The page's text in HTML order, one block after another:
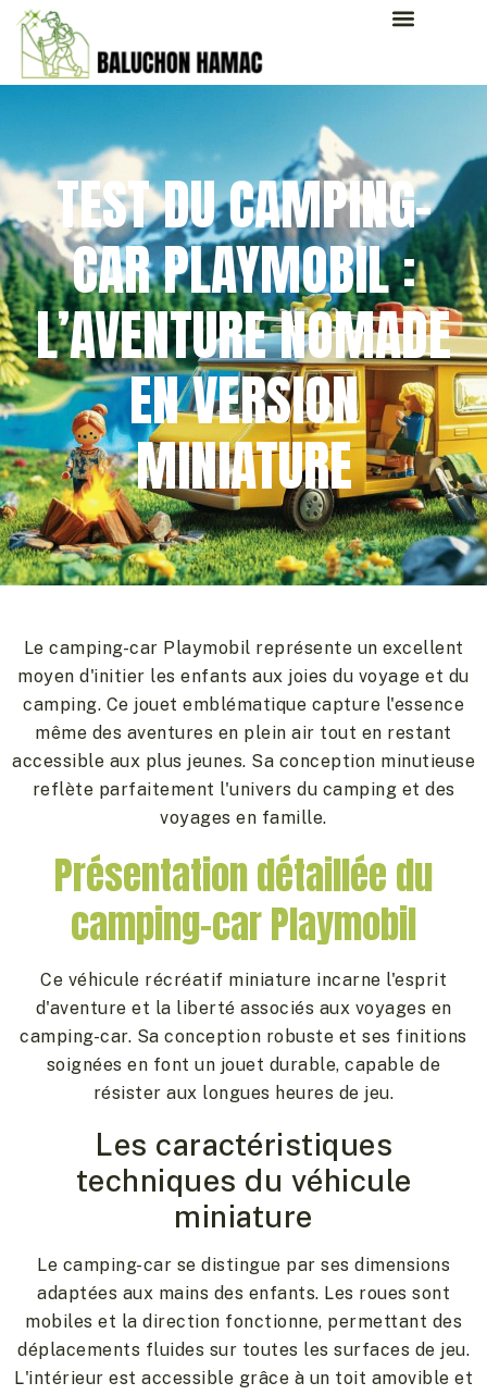
TEST DU CAMPING-
CAR PLAYMOBIL :
L’AVENTURE NOMADE
EN VERSION
MINIATURE
Le camping-car Playmobil représente un excellent
moyen d'initier les enfants aux joies du voyage et du
camping. Ce jouet emblématique capture l'essence
même des aventures en plein air tout en restant
accessible aux plus jeunes. Sa conception minutieuse
reflète parfaitement l'univers du camping et des
voyages en famille.
Présentation détaillée du
camping-car Playmobil
Ce véhicule récréatif miniature incarne l'esprit
d'aventure et la liberté associés aux voyages en
camping-car. Sa conception robuste et ses finitions
soignées en font un jouet durable, capable de
résister aux longues heures de jeu.
Les caractéristiques
techniques du véhicule
miniature
Le camping-car se distingue par ses dimensions
adaptées aux mains des enfants. Les roues sont
mobiles et la direction fonctionne, permettant des
déplacements fluides sur toutes les surfaces de jeu.
L'intérieur est accessible grâce à un toit amovible et